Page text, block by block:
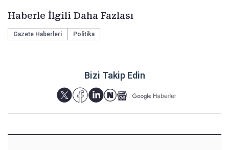
Haberle İlgili Daha Fazlası
Gazete Haberleri Politika
Bizi Takip Edin